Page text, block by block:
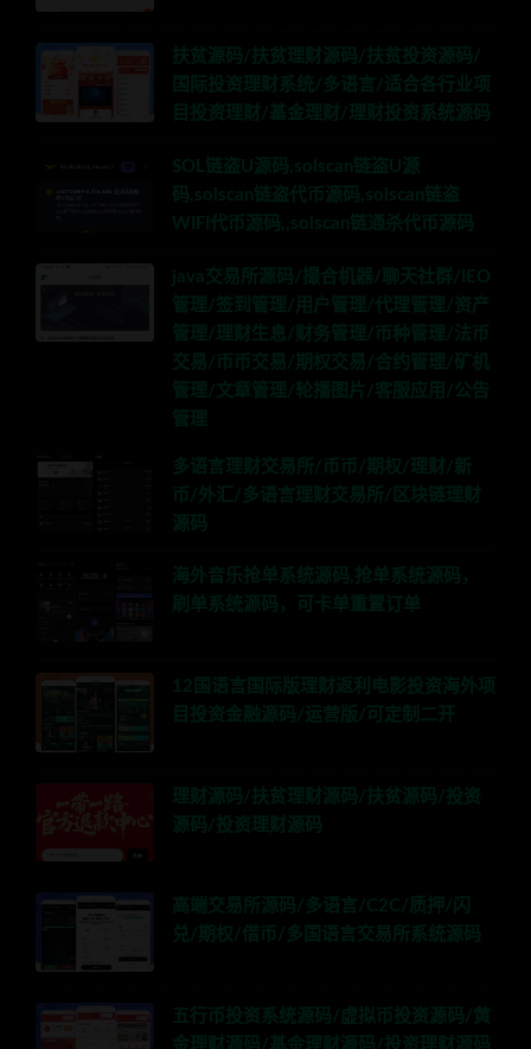
扶贫源码/扶贫理财源码/扶贫投资源码/
国际投资理财系统/多语言/适合各行业项
目投资理财/基金理财/理财投资系统源码
SOL链盗U源码,solscan链盗U源
码,solscan链盗代币源码,solscan链盗
WIFI代币源码,,solscan链通杀代币源码
java交易所源码/撮合机器/聊天社群/IEO
管理/签到管理/用户管理/代理管理/资产
管理/理财生息/财务管理/币种管理/法币
交易/币币交易/期权交易/合约管理/矿机
管理/文章管理/轮播图片/客服应用/公告
管理
多语言理财交易所/币币/期权/理财/新
币/外汇/多语言理财交易所/区块链理财
源码
海外音乐抢单系统源码,抢单系统源码，
刷单系统源码，可卡单重置订单
12国语言国际版理财返利电影投资海外项
目投资金融源码/运营版/可定制二开
理财源码/扶贫理财源码/扶贫源码/投资
源码/投资理财源码
高端交易所源码/多语言/C2C/质押/闪
兑/期权/借币/多国语言交易所系统源码
五行币投资系统源码/虚拟币投资源码/黄
金理财源码/基金理财源码/投资理财源码